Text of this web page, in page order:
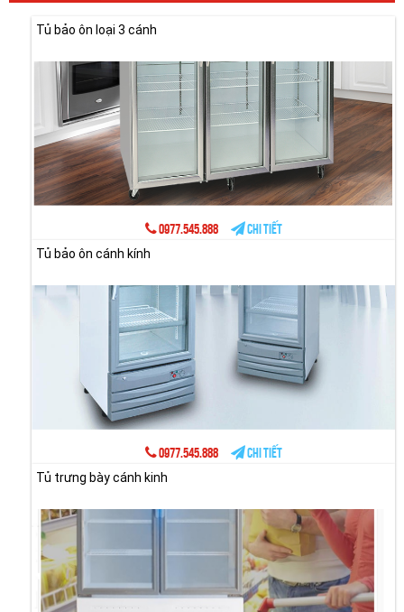
Tủ bảo ôn loại 3 cánh
0977.545.888
Chi tiết
Tủ bảo ôn cánh kính
0977.545.888
Chi tiết
Tủ trưng bày cánh kinh